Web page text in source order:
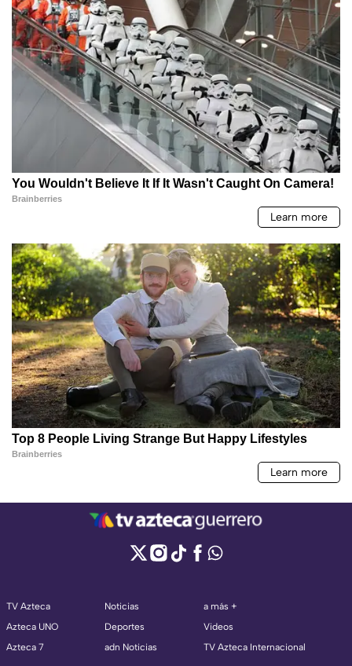
TV Azteca
Azteca UNO
Azteca 7
Noticias
Deportes
adn Noticias
a más +
Videos
TV Azteca Internacional